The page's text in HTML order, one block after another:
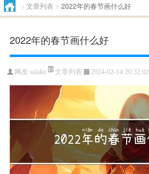
> 文章列表 > 2022年的春节画什么好
2022年的春节画什么好
网友:sslake 文章列表 2024-02-14 20:32:02